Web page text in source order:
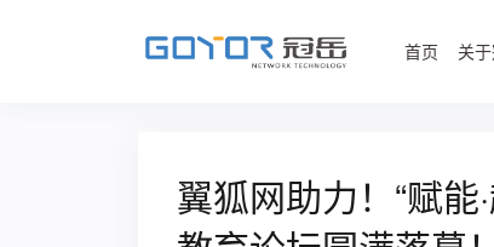
首页 关
翼狐网助力！“赋